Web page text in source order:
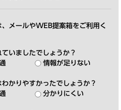
メールやWEB提案箱をご利用く
いましたでしょうか？
情報が足りない
かりやすかったでしょうか？
分かりにくい